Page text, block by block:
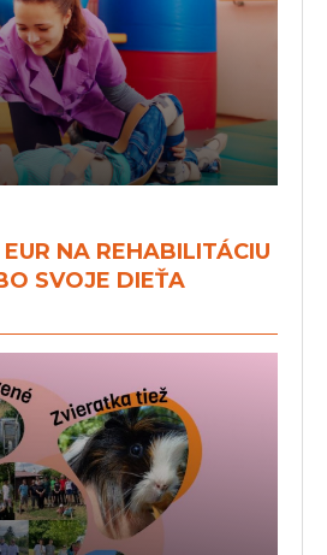
NA REHABILITÁCIU
SVOJE DIEŤA